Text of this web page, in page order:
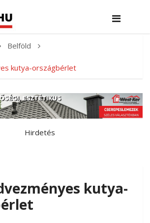
Belföld
kutya-országbérlet
Hirdetés
kutya-